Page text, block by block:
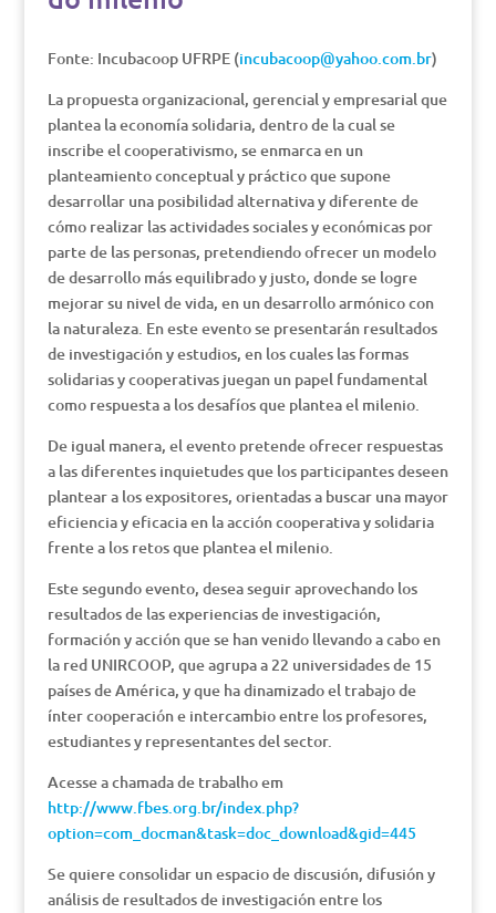
Fonte: Incubacoop UFRPE (incubacoop@yahoo.com.br)
La propuesta organizacional, gerencial y empresarial que
plantea la economía solidaria, dentro de la cual se
inscribe el cooperativismo, se enmarca en un
planteamiento conceptual y práctico que supone
desarrollar una posibilidad alternativa y diferente de
cómo realizar las actividades sociales y económicas por
parte de las personas, pretendiendo ofrecer un modelo
de desarrollo más equilibrado y justo, donde se logre
mejorar su nivel de vida, en un desarrollo armónico con
la naturaleza. En este evento se presentarán resultados
de investigación y estudios, en los cuales las formas
solidarias y cooperativas juegan un papel fundamental
como respuesta a los desafíos que plantea el milenio.
De igual manera, el evento pretende ofrecer respuestas
a las diferentes inquietudes que los participantes deseen
plantear a los expositores, orientadas a buscar una mayor
eficiencia y eficacia en la acción cooperativa y solidaria
frente a los retos que plantea el milenio.
Este segundo evento, desea seguir aprovechando los
resultados de las experiencias de investigación,
formación y acción que se han venido llevando a cabo en
la red UNIRCOOP, que agrupa a 22 universidades de 15
países de América, y que ha dinamizado el trabajo de
ínter cooperación e intercambio entre los profesores,
estudiantes y representantes del sector.
Acesse a chamada de trabalho em
http://www.fbes.org.br/index.php?
option=com_docman&task=doc_download&gid=445
Se quiere consolidar un espacio de discusión, difusión y
análisis de resultados de investigación entre los